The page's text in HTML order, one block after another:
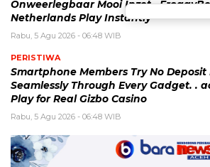
Onweerlegbaar Mooi Inzet .
Netherlands Play Instantly
Rabu, 5 Agu 2026 - 06:48 WIB
PERISTIWA
Smartphone Members Try No Deposit
Seamlessly Through Every Gadget. .
Play for Real Gizbo Casino
Rabu, 5 Agu 2026 - 06:48 WIB